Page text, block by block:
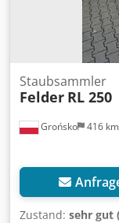
Grońsko 416 km
Staubsammler
Felder RL 250
Zustand: sehr gut